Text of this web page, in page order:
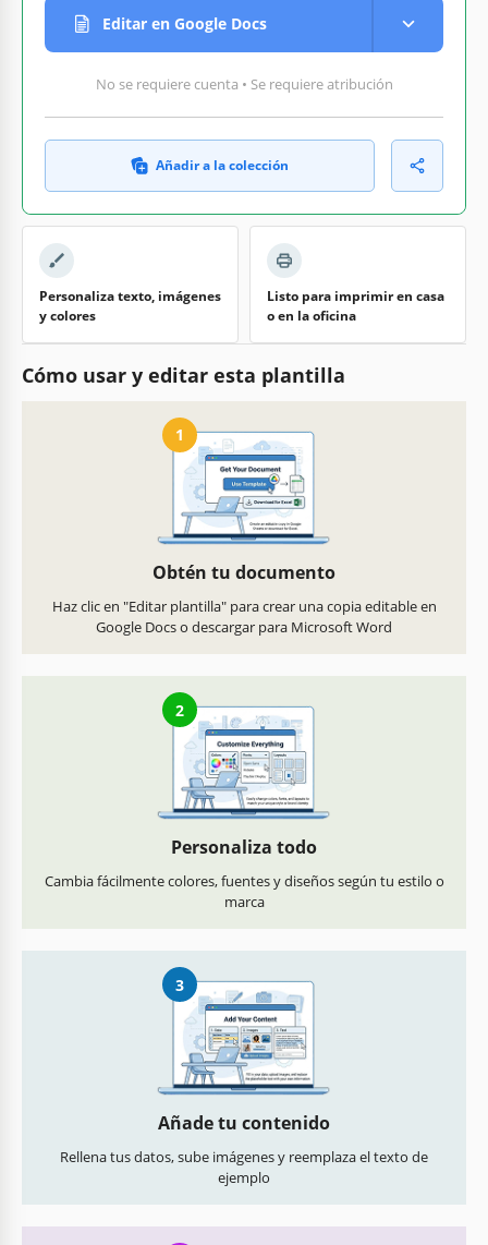
Editar en Google Docs
No se requiere cuenta • Se requiere atribución
Añadir a la colección
Personaliza texto, imágenes
y colores
Listo para imprimir en casa
o en la oficina
Cómo usar y editar esta plantilla
1
Obtén tu documento
Haz clic en "Editar plantilla" para crear una copia editable en
Google Docs o descargar para Microsoft Word
2
Personaliza todo
Cambia fácilmente colores, fuentes y diseños según tu estilo o
marca
3
Añade tu contenido
Rellena tus datos, sube imágenes y reemplaza el texto de
ejemplo